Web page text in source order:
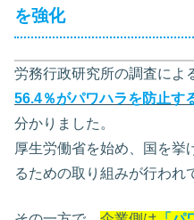
を強化
労務行政研究所の調査によ
56.4％がパワハラを防止す
分かりました。
厚生労働省を始め、国を挙
るための取り組みが行われ